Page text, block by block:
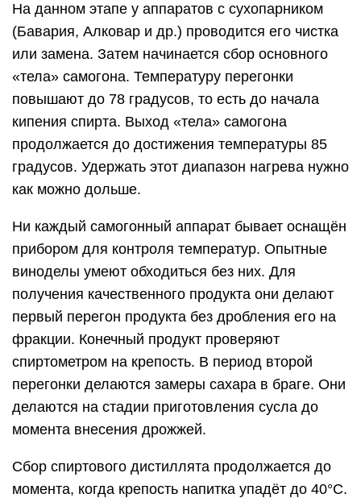
На данном этапе у аппаратов с сухопарником
(Бавария, Алковар и др.) проводится его чистка
или замена. Затем начинается сбор основного
«тела» самогона. Температуру перегонки
повышают до 78 градусов, то есть до начала
кипения спирта. Выход «тела» самогона
продолжается до достижения температуры 85
градусов. Удержать этот диапазон нагрева нужно
как можно дольше.
Ни каждый самогонный аппарат бывает оснащён
прибором для контроля температур. Опытные
виноделы умеют обходиться без них. Для
получения качественного продукта они делают
первый перегон продукта без дробления его на
фракции. Конечный продукт проверяют
спиртометром на крепость. В период второй
перегонки делаются замеры сахара в браге. Они
делаются на стадии приготовления сусла до
момента внесения дрожжей.
Сбор спиртового дистиллята продолжается до
момента, когда крепость напитка упадёт до 40°C.